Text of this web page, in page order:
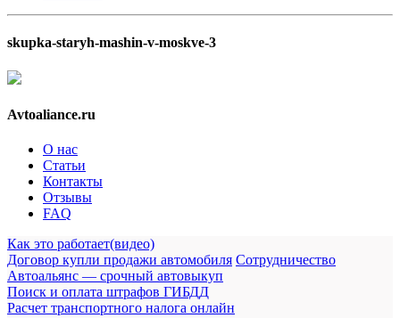
skupka-staryh-mashin-v-moskve-3
Avtoaliance.ru
О нас
Статьи
Контакты
Отзывы
FAQ
Как это работает(видео)
Договор купли продажи автомобиля Сотрудничество
Автоальянс — срочный автовыкуп
Поиск и оплата штрафов ГИБДД
Расчет транспортного налога онлайн